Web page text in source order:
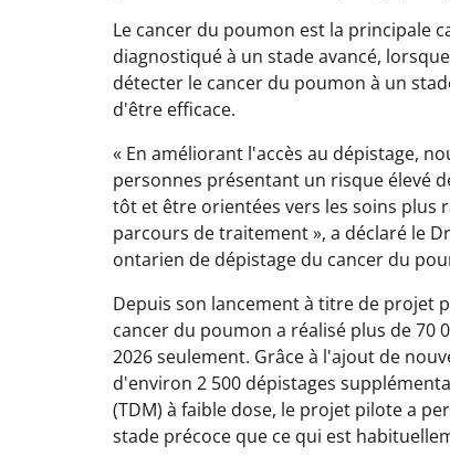
Le cancer du poumon est la principale
diagnostiqué à un stade avancé,
détecter le cancer du poumon à un
d'être efficace.
« En améliorant l'accès au dépistage,
personnes présentant un risque élevé
tôt et être orientées vers les soins plus
parcours de traitement », a déclaré le
ontarien de dépistage du cancer du
Depuis son lancement à titre de projet
cancer du poumon a réalisé plus de 70
2026 seulement. Grâce à l'ajout de
d'environ 2 500 dépistages
(TDM) à faible dose, le projet pilote a
stade précoce que ce qui est